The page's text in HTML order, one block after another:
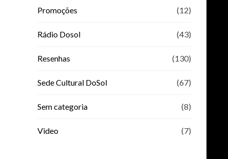
Promoções (12)
Rádio Dosol (43)
Resenhas (130)
Sede Cultural DoSol (67)
Sem categoria (8)
Video (7)